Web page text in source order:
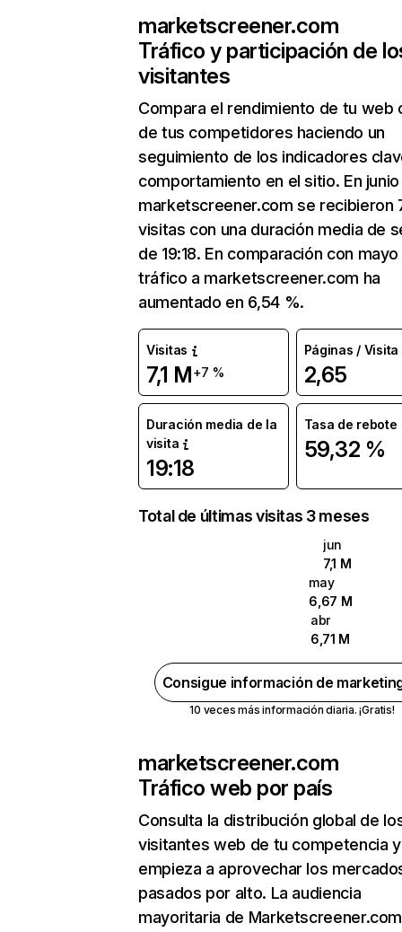
marketscreener.com
Tráfico y participación de
visitantes
Compara el rendimiento de tu web
de tus competidores haciendo un
seguimiento de los indicadores
comportamiento en el sitio. En junio
marketscreener.com se recibieron
visitas con una duración media de
de 19:18. En comparación con mayo
tráfico a marketscreener.com ha
aumentado en 6,54 %.
Visitas
7,1 M+7 %
Páginas / Visita
2,65
Duración media de la
visita
19:18
Tasa de rebote
59,32 %
Total de últimas visitas 3 meses
jun
7,1 M
may
6,67 M
abr
6,71 M
Consigue información de
10 veces más información diaria. ¡Gratis!
marketscreener.com
Tráfico web por país
Consulta la distribución global de
visitantes web de tu competencia y
empieza a aprovechar los
pasados por alto. La audiencia
mayoritaria de